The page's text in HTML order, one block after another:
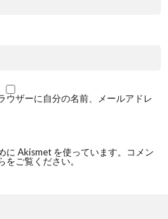
ウザーに自分の名前、メールアドレ
Akismet を使っています。
コメン
をご覧ください。